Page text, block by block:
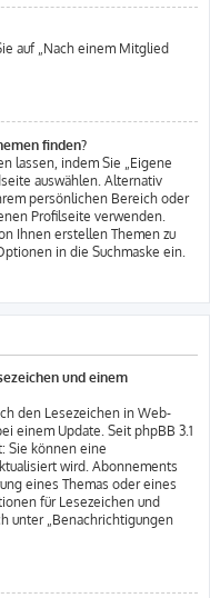
auf „Nach einem Mitglied
finden?
lassen, indem Sie „Eigene
auswählen. Alternativ
persönlichen Bereich oder
Profilseite verwenden.
Ihnen erstellen Themen zu
in die Suchmaske ein.
und einem
den Lesezeichen in Web-
einem Update. Seit phpBB 3.1
Sie können eine
wird. Abonnements
eines Themas oder eines
für Lesezeichen und
unter „Benachrichtigungen